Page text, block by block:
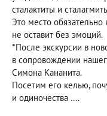
сталактиты и
Это место
не оставит без эмоций.
*После экскурсии в
в сопровождении
Симона Кананита.
Посетим его келью,
и одиночества ….